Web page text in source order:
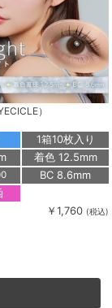
）
1箱10枚入り
着色 12.5mm
BC 8.6mm
￥1,760 (税込)